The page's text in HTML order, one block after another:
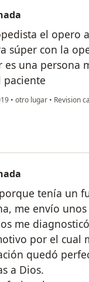
el opero
súper con la
es una persona
paciente
• otro lugar • Revision
eliminada
tenía un
me envío unos
me
por el cual
quedó
a Dios.